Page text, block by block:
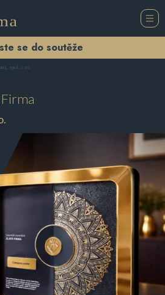
se do soutěže
spol. s r.o.